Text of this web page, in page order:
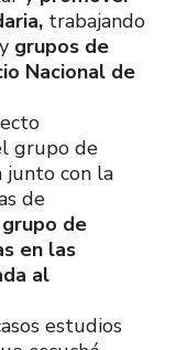
trabajando
y grupos de
Nacional de
grupo de
junto con la
de
grupo de
en las
al
estudios